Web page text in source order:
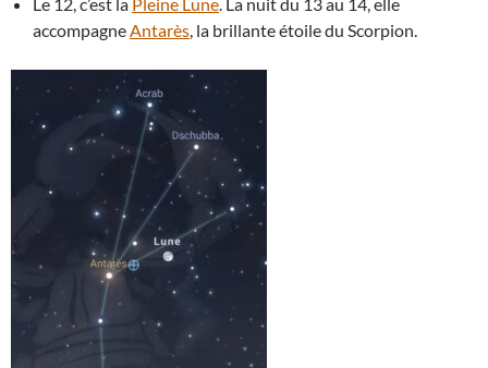
Le 12, c’est la Pleine Lune. La nuit du 13 au 14, elle
accompagneAntarès, la brillante étoile du Scorpion.